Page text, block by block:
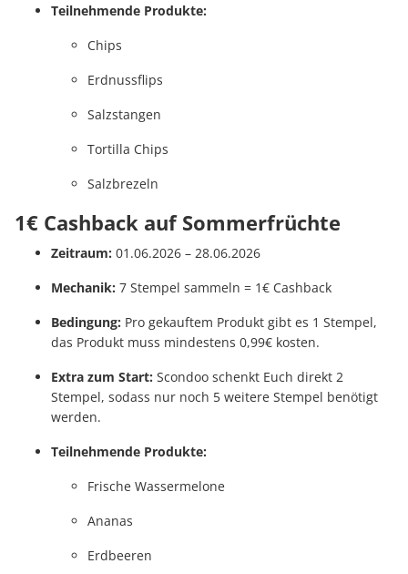
Teilnehmende Produkte:
Chips
Erdnussflips
Salzstangen
Tortilla Chips
Salzbrezeln
1€ Cashback auf Sommerfrüchte
Zeitraum: 01.06.2026 – 28.06.2026
Mechanik: 7 Stempel sammeln = 1€ Cashback
Bedingung: Pro gekauftem Produkt gibt es 1 Stempel,
das Produkt muss mindestens 0,99€ kosten.
Extra zum Start: Scondoo schenkt Euch direkt 2
Stempel, sodass nur noch 5 weitere Stempel benötigt
werden.
Teilnehmende Produkte:
Frische Wassermelone
Ananas
Erdbeeren